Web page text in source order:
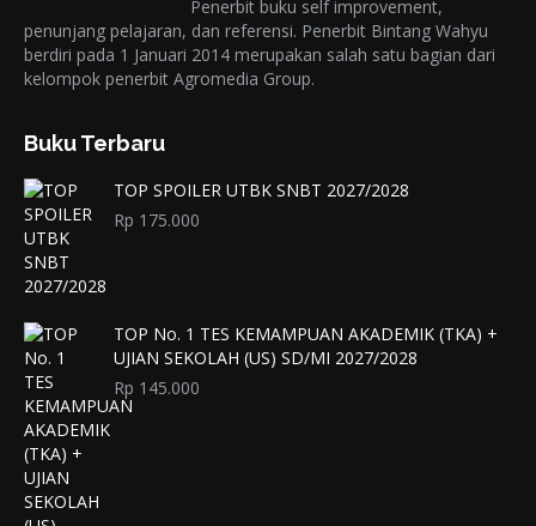
Penerbit buku self improvement,
penunjang pelajaran, dan referensi. Penerbit Bintang Wahyu
berdiri pada 1 Januari 2014 merupakan salah satu bagian dari
kelompok penerbit Agromedia Group.
Buku Terbaru
TOP SPOILER UTBK SNBT 2027/2028
Rp 175.000
TOP No. 1 TES KEMAMPUAN AKADEMIK (TKA) +
UJIAN SEKOLAH (US) SD/MI 2027/2028
Rp 145.000